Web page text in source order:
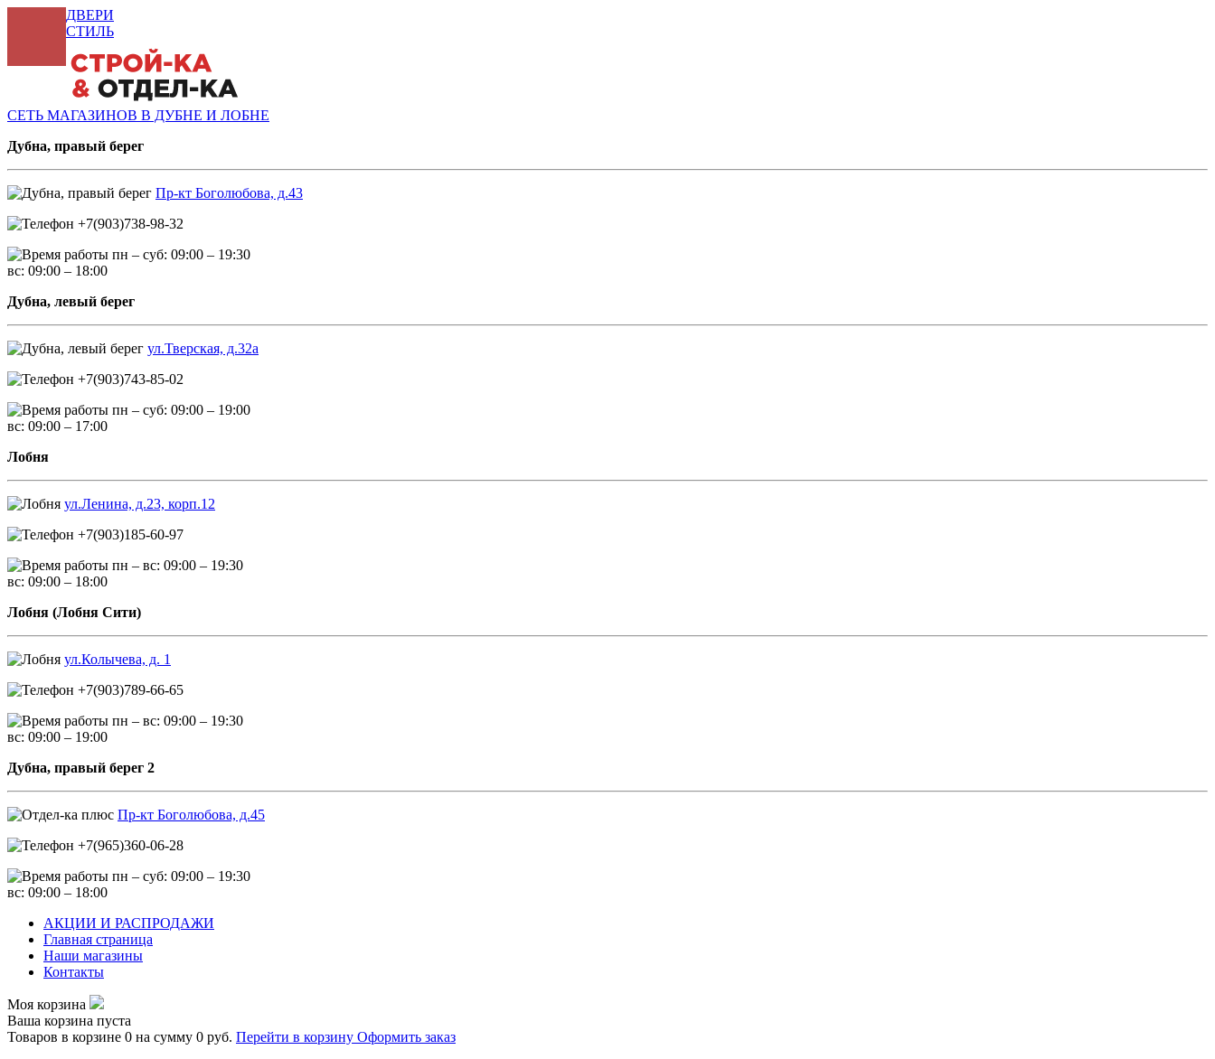
ДВЕРИ
СТИЛЬ
СЕТЬ МАГАЗИНОВ В ДУБНЕ И ЛОБНЕ
Дубна, правый берег
Пр-кт Боголюбова, д.43
+7(903)738-98-32
пн – суб: 09:00 – 19:30
вс: 09:00 – 18:00
Дубна, левый берег
ул.Тверская, д.32а
+7(903)743-85-02
пн – суб: 09:00 – 19:00
вс: 09:00 – 17:00
Лобня
ул.Ленина, д.23, корп.12
+7(903)185-60-97
пн – вс: 09:00 – 19:30
вс: 09:00 – 18:00
Лобня (Лобня Сити)
ул.Колычева, д. 1
+7(903)789-66-65
пн – вс: 09:00 – 19:30
вс: 09:00 – 19:00
Дубна, правый берег 2
Пр-кт Боголюбова, д.45
+7(965)360-06-28
пн – суб: 09:00 – 19:30
вс: 09:00 – 18:00
АКЦИИ И РАСПРОДАЖИ
Главная страница
Наши магазины
Контакты
Моя корзина
Ваша корзина пуста
Товаров в корзине 0 на сумму 0 руб. Перейти в корзину Оформить заказ